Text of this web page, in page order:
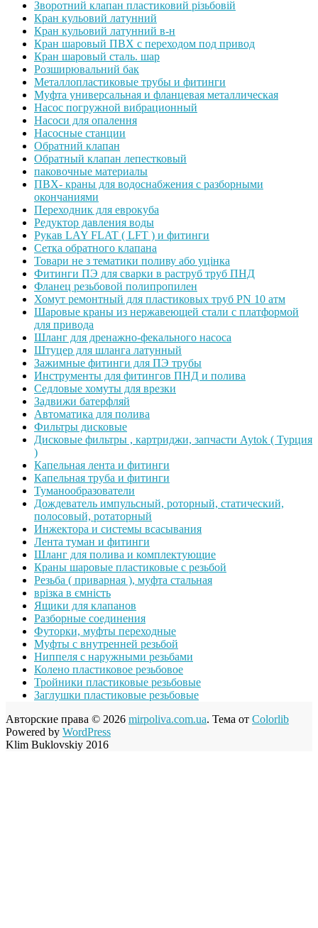
Зворотний клапан пластиковий різьбовій
Кран кульовий латунний
Кран кульовий латунний в-н
Кран шаровый ПВХ с переходом под привод
Кран шаровый сталь. шар
Розширювальний бак
Металлопластиковые трубы и фитинги
Муфта универсальная и фланцевая металлическая
Насос погружной вибрационный
Насоси для опалення
Насосные станции
Обратний клапан
Обратный клапан лепестковый
паковочные материалы
ПВХ- краны для водоснабжения с разборными
окончаниями
Переходник для еврокуба
Редуктор давления воды
Рукав LAY FLAT ( LFT ) и фитинги
Сетка обратного клапана
Товари не з тематики поливу або уцінка
Фитинги ПЭ для сварки в раструб труб ПНД
Фланец резьбовой полипропилен
Хомут ремонтный для пластиковых труб PN 10 атм
Шаровые краны из нержавеющей стали с платформой
для привода
Шланг для дренажно-фекального насоса
Штуцер для шланга латунный
Зажимные фитинги для ПЭ трубы
Инструменты для фитингов ПНД и полива
Седловые хомуты для врезки
Задвижи батерфляй
Автоматика для полива
Фильтры дисковые
Дисковые фильтры , картриджи, запчасти Aytok ( Турция
)
Капельная лента и фитинги
Капельная труба и фитинги
Туманообразователи
Дождеватель импульсный, роторный, статический,
полосовый, ротаторный
Инжектора и системы всасывания
Лента туман и фитинги
Шланг для полива и комплектующие
Краны шаровые пластиковые с резьбой
Резьба ( приварная ), муфта стальная
врізка в ємність
Ящики для клапанов
Разборные соединения
Футорки, муфты переходные
Муфты с внутренней резьбой
Ниппеля с наружными резьбами
Колено пластиковое резьбовое
Тройники пластиковые резьбовые
Заглушки пластиковые резьбовые
Авторские права © 2026 mirpoliva.com.ua. Тема от Colorlib
Powered by WordPress
Klim Buklovskiy 2016